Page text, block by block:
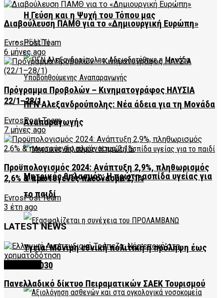
Η Γεύση και η Ψυχή του Τόπου μας
HEALTH
ΠΓΝ Αλεξανδρούπολης: Νέα άδεια για τη Μονάδα
Αναπαραγωγής
Μητρικός θηλασμός: Η πρώτη ασπίδα υγείας για
το παιδί
Υγεία: Μόνιμη εθνική πολιτική η πρόληψη έως
το 2030
Διαβούλευση ΠΑΜΘ για το «Δημιουργική Ευρώπη»
EvrosPost Team
6 μήνες ago
Πρόγραμμα Προβολών – Κινηματογράφος ΗΛΥΣΙΑ
22/1–28/1
EvrosPost Team
7 μήνες ago
Προϋπολογισμός 2024: Ανάπτυξη 2,9%, πληθωρισμός
2,6% & πρωτογενές πλεόνασμα 2,1%
EvrosPost Team
3 έτη ago
LATEST NEWS
Πανελλαδικό δίκτυο Πειραματικών ΣΑΕΚ Τουρισμού